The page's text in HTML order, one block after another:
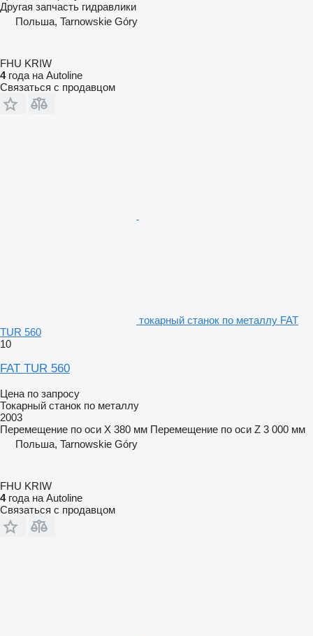
Другая запчасть гидравлики
Польша, Tarnowskie Góry
FHU KRIW
4года на Autoline
Связаться с продавцом
токарный станок по металлу FAT
TUR 560
10
FAT TUR 560
Цена по запросу
Токарный станок по металлу
2003
Перемещение по оси X 380 мм Перемещение по оси Z 3 000 мм
Польша, Tarnowskie Góry
FHU KRIW
4года на Autoline
Связаться с продавцом